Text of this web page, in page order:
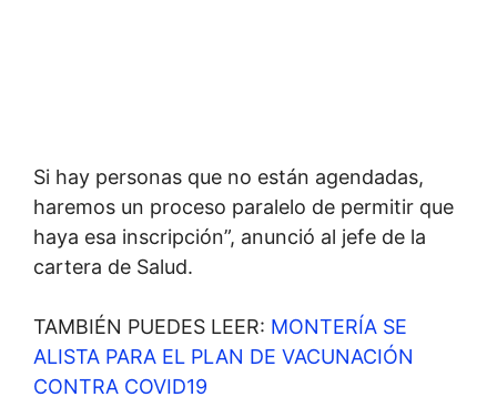
Si hay personas que no están agendadas,
haremos un proceso paralelo de permitir que
haya esa inscripción”, anunció al jefe de la
cartera de Salud.
TAMBIÉN PUEDES LEER: MONTERÍA SE
ALISTA PARA EL PLAN DE VACUNACIÓN
CONTRA COVID19